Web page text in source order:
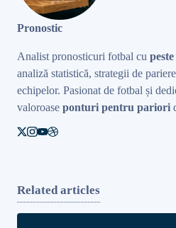
Pronostic
Analist pronosticuri fotbal cu
analiză statistică, strategii de
echipelor. Pasionat de fotbal și
valoroase ponturi pentru pariori
Related articles